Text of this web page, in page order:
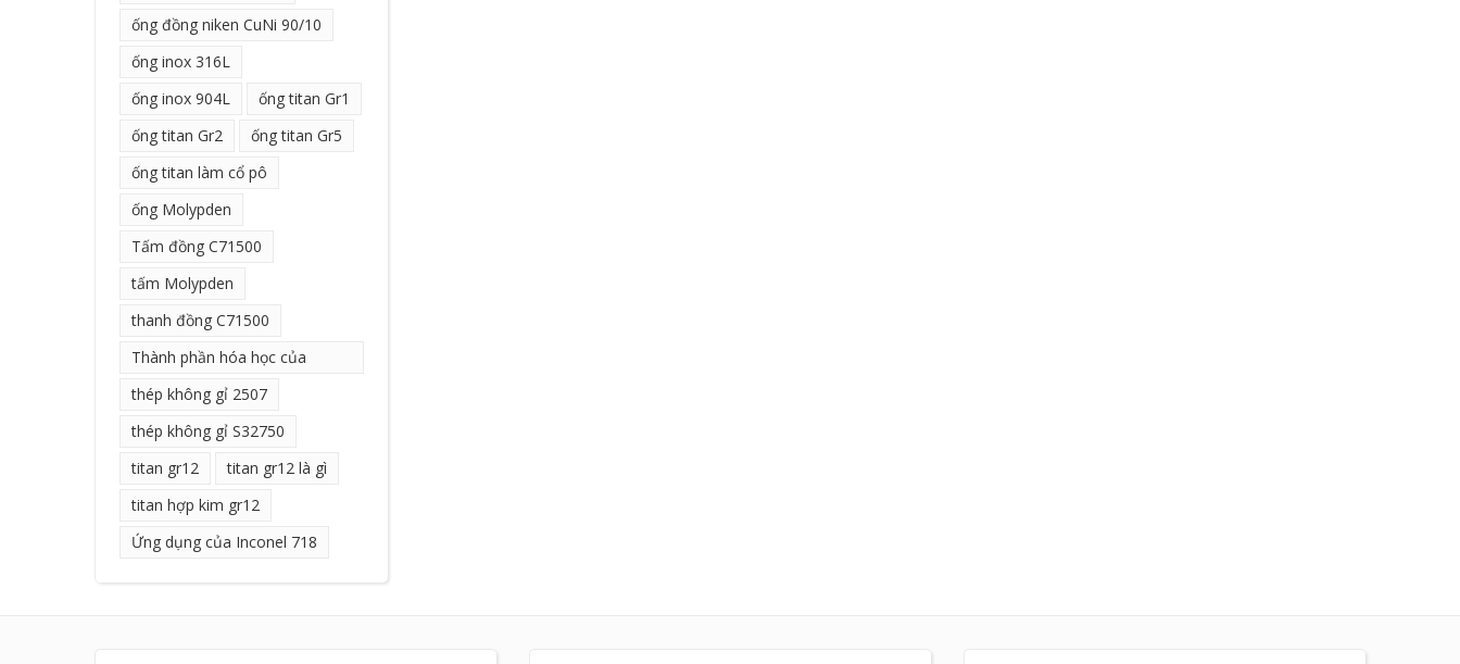
ống đồng niken CuNi 90/10
ống inox 316L
ống inox 904L
ống titan Gr1
ống titan Gr2
ống titan Gr5
ống titan làm cổ pô
ống Molypden
Tấm đồng C71500
tấm Molypden
thanh đồng C71500
Thành phần hóa học của
Molypden
thép không gỉ 2507
thép không gỉ S32750
titan gr12
titan gr12 là gì
titan hợp kim gr12
Ứng dụng của Inconel 718